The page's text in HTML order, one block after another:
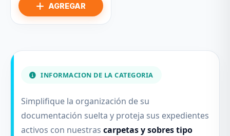
INFORMACION DE LA CATEGORIA
Simplifique la organización de su
documentación suelta y proteja sus expedientes
activos con nuestras carpetas y sobres tipo